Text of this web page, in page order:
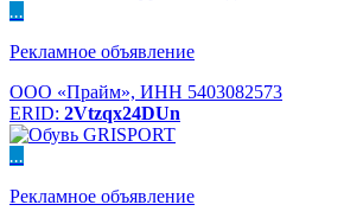
...
Рекламное объявление
ООО «Прайм», ИНН 5403082573
ERID: 2Vtzqx24DUn
...
Рекламное объявление